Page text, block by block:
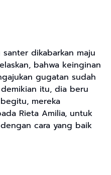
santer dikabarkan maju
bahwa keinginan
gugatan sudah
itu, dia beru
mereka
Rieta Amilia, untuk
cara yang baik